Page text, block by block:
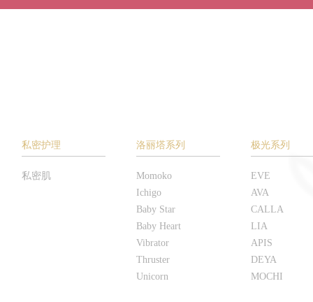
私密护理
私密肌
洛丽塔系列
Momoko
Ichigo
Baby Star
Baby Heart
Vibrator
Thruster
Unicorn
极光系列
EVE
AVA
CALLA
LIA
APIS
DEYA
MOCHI